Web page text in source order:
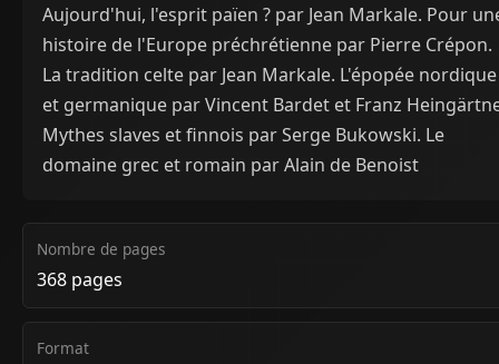
Aujourd'hui, l'esprit païen ? par Jean Markale. Pour
histoire de l'Europe préchrétienne par Pierre Crépon.
La tradition celte par Jean Markale. L'épopée nordique
et germanique par Vincent Bardet et Franz
Mythes slaves et finnois par Serge Bukowski. Le
domaine grec et romain par Alain de Benoist
Nombre de pages
368 pages
Format